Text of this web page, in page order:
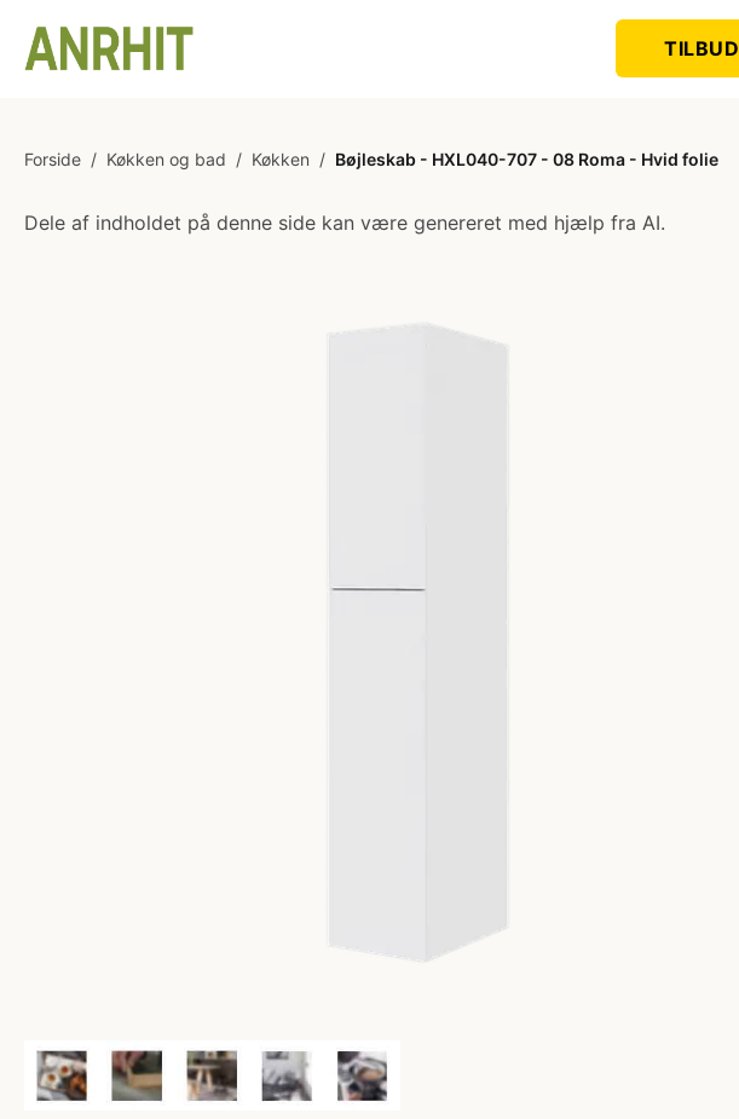
TILBUD
Forside / Køkken og bad / Køkken / Bøjleskab - HXL040-707 - 08 Roma - Hvid folie
Dele af indholdet på denne side kan være genereret med hjælp fra AI.